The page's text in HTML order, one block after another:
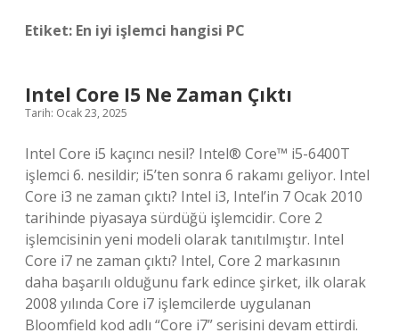
Etiket: En iyi işlemci hangisi PC
Intel Core I5 Ne Zaman Çıktı
Tarih: Ocak 23, 2025
Intel Core i5 kaçıncı nesil? Intel® Core™ i5-6400T
işlemci 6. nesildir; i5’ten sonra 6 rakamı geliyor. Intel
Core i3 ne zaman çıktı? Intel i3, Intel’in 7 Ocak 2010
tarihinde piyasaya sürdüğü işlemcidir. Core 2
işlemcisinin yeni modeli olarak tanıtılmıştır. Intel
Core i7 ne zaman çıktı? Intel, Core 2 markasının
daha başarılı olduğunu fark edince şirket, ilk olarak
2008 yılında Core i7 işlemcilerde uygulanan
Bloomfield kod adlı “Core i7” serisini devam ettirdi.